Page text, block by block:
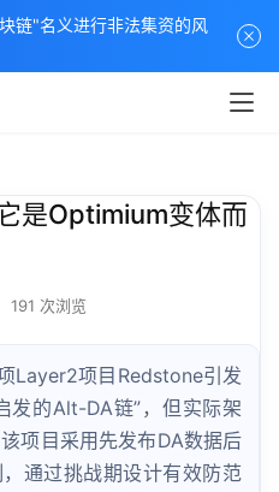
是Optimium变体而
191 次浏览
Layer2项目Redstone引发
发的Alt-DA链”，但实际架
项目采用先发布DA数据后
通过挑战期设计有效防范
链"名义进行非法集资的风